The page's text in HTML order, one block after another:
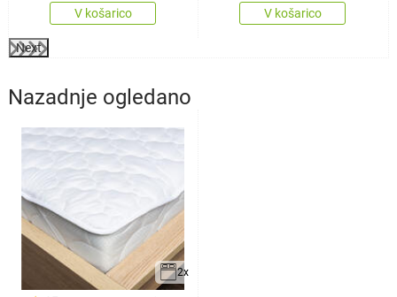
V košarico V košarico
Next
Nazadnje ogledano
2x